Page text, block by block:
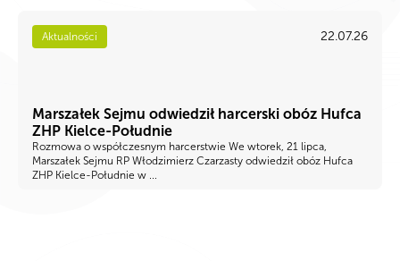
Aktualności 22.07.26
Marszałek Sejmu odwiedził harcerski obóz Hufca
ZHP Kielce-Południe
Rozmowa o współczesnym harcerstwie We wtorek, 21 lipca,
Marszałek Sejmu RP Włodzimierz Czarzasty odwiedził obóz Hufca
ZHP Kielce-Południe w ...